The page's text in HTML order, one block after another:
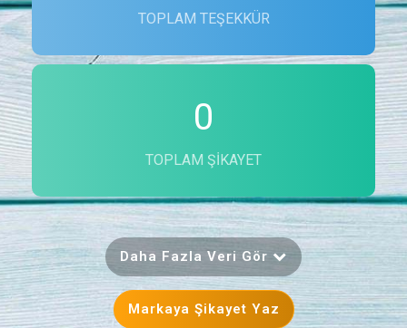
TOPLAM TEŞEKKÜR
0
TOPLAM ŞIKAYET
Daha Fazla Veri Gör
Markaya Şikayet Yaz